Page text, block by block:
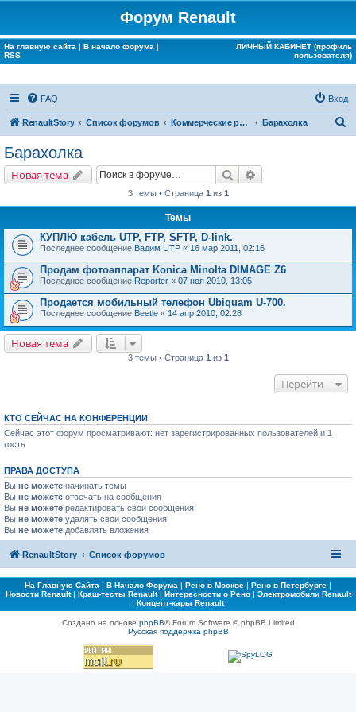
Форум Renault
На главную сайта | В начало форума |
RSS
ЛИЧНЫЙ КАБИНЕТ (профиль
пользователя)
FAQ Вход
RenaultStory Список форумов Коммерческие разделы Барахолка
Барахолка
Новая тема Поиск
3 темы • Страница 1 из 1
Темы
КУПЛЮ кабель UTP, FTP, SFTP, D-link.
Последнее сообщение Вадим UTP « 16 мар 2011, 02:16
Продам фотоаппарат Konica Minolta DIMAGE Z6
Последнее сообщение Reporter « 07 ноя 2010, 13:05
Продается мобильный телефон Ubiquam U-700.
Последнее сообщение Beetle « 14 апр 2010, 02:28
Новая тема
3 темы • Страница 1 из 1
Перейти
КТО СЕЙЧАС НА КОНФЕРЕНЦИИ
Сейчас этот форум просматривают: нет зарегистрированных пользователей и 1
гость
ПРАВА ДОСТУПА
Вы не можете начинать темы
Вы не можете отвечать на сообщения
Вы не можете редактировать свои сообщения
Вы не можете удалять свои сообщения
Вы не можете добавлять вложения
RenaultStory Список форумов
На Главную Сайта | В Начало Форума | Рено в Москве | Рено в Петербурге |
Новости Renault| Краш-тесты Renault| Интересности о Рено| Электромобили Renault
| Концепт-кары Renault
Создано на основе phpBB® Forum Software © phpBB Limited
Русская поддержка phpBB